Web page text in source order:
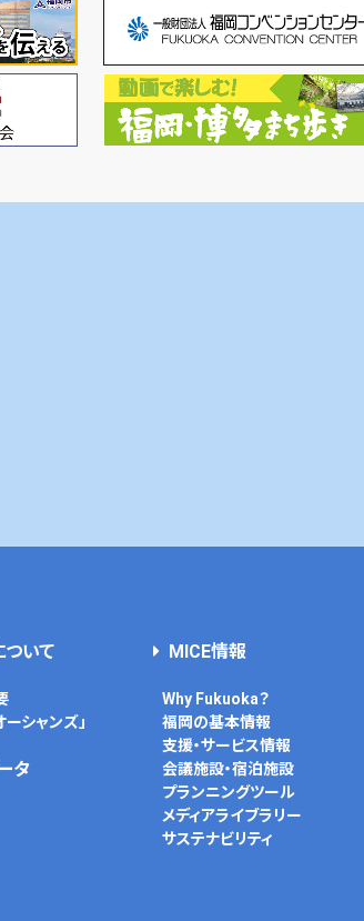
ついて
ーシャンズ」
タ
MICE情報
Why Fukuoka？
福岡の基本情報
支援・サービス情報
会議施設・宿泊施設
プランニングツール
メディアライブラリー
サステナビリティ